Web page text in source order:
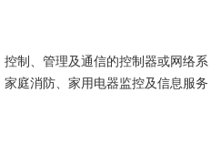
制、管理及通信的控制器或网络系
庭消防、家用电器监控及信息服务